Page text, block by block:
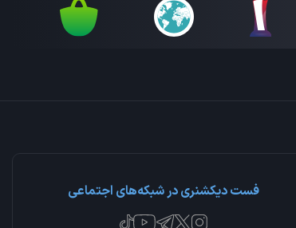
فست دیکشنری در شبکه‌های اجتماعی